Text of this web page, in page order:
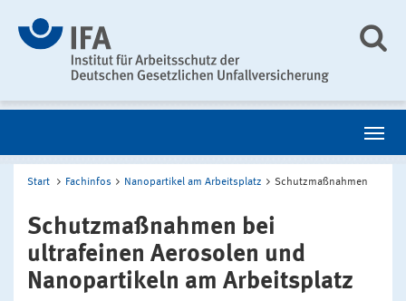
Start Fachinfos Nanopartikel am Arbeitsplatz Schutzmaßnahmen
Schutzmaßnahmen bei
ultrafeinen Aerosolen und
Nanopartikeln am Arbeitsplatz